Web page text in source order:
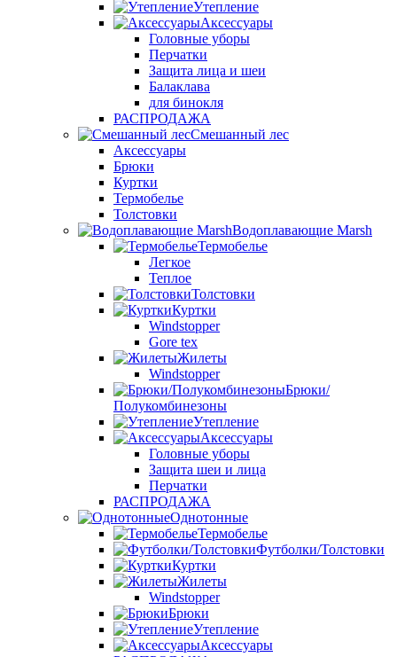
Утепление
Аксессуары
Головные уборы
Перчатки
Защита лица и шеи
Балаклава
для бинокля
РАСПРОДАЖА
Смешанный лес
Аксессуары
Брюки
Куртки
Термобелье
Толстовки
Водоплавающие Marsh
Термобелье
Легкое
Теплое
Толстовки
Куртки
Windstopper
Gore tex
Жилеты
Windstopper
Брюки/
Полукомбинезоны
Утепление
Аксессуары
Головные уборы
Защита шеи и лица
Перчатки
РАСПРОДАЖА
Однотонные
Термобелье
Футболки/Толстовки
Куртки
Жилеты
Windstopper
Брюки
Утепление
Аксессуары